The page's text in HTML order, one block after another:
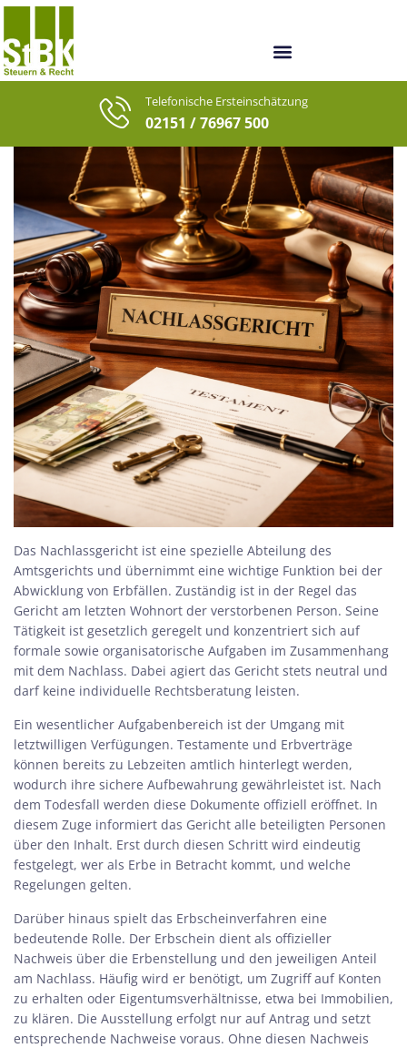
Telefonische Ersteinschätzung
02151 / 76967 500
Das Nachlassgericht ist eine spezielle Abteilung des
Amtsgerichts und übernimmt eine wichtige Funktion bei der
Abwicklung von Erbfällen. Zuständig ist in der Regel das
Gericht am letzten Wohnort der verstorbenen Person. Seine
Tätigkeit ist gesetzlich geregelt und konzentriert sich auf
formale sowie organisatorische Aufgaben im Zusammenhang
mit dem Nachlass. Dabei agiert das Gericht stets neutral und
darf keine individuelle Rechtsberatung leisten.
Ein wesentlicher Aufgabenbereich ist der Umgang mit
letztwilligen Verfügungen. Testamente und Erbverträge
können bereits zu Lebzeiten amtlich hinterlegt werden,
wodurch ihre sichere Aufbewahrung gewährleistet ist. Nach
dem Todesfall werden diese Dokumente offiziell eröffnet. In
diesem Zuge informiert das Gericht alle beteiligten Personen
über den Inhalt. Erst durch diesen Schritt wird eindeutig
festgelegt, wer als Erbe in Betracht kommt, und welche
Regelungen gelten.
Darüber hinaus spielt das Erbscheinverfahren eine
bedeutende Rolle. Der Erbschein dient als offizieller
Nachweis über die Erbenstellung und den jeweiligen Anteil
am Nachlass. Häufig wird er benötigt, um Zugriff auf Konten
zu erhalten oder Eigentumsverhältnisse, etwa bei Immobilien,
zu klären. Die Ausstellung erfolgt nur auf Antrag und setzt
entsprechende Nachweise voraus. Ohne diesen Nachweis